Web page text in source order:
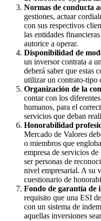
Normas de conducta
gestiones, actuar
con sus respectivos
las entidades
autorice a operar.
Disponibilidad de
un inversor contrata a
deberá saber que estas
utilizar un contrato-tipo
Organización de la
contar con los
humanos, para el
servicios que deban
Honorabilidad
Mercado de Valores
o miembros que
empresa de servicios
ser personas de
nivel empresarial. A su
cuestionario de
Fondo de garantía de
requisito que una ESI
con un sistema de
aquellas inversiones